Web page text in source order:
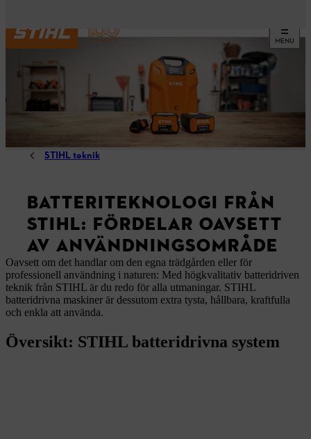
MENU
STIHL teknik
BATTERITEKNOLOGI FRÅN
STIHL: FÖRDELAR OAVSETT
AV ANVÄNDNINGSOMRÅDE
Oavsett om det handlar om den egna trädgården eller för
professionell användning i naturen: Med högkvalitativ batteridriven
teknik från STIHL är du redo för alla utmaningar. STIHL
batteridrivna maskiner är dessutom extra tysta, hållbara, kraftfulla
och enkla att använda.
Översikt: STIHL batteridrivna system